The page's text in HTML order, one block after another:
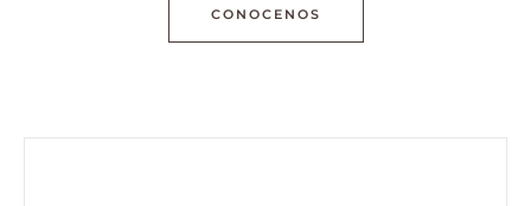
CONOCENOS